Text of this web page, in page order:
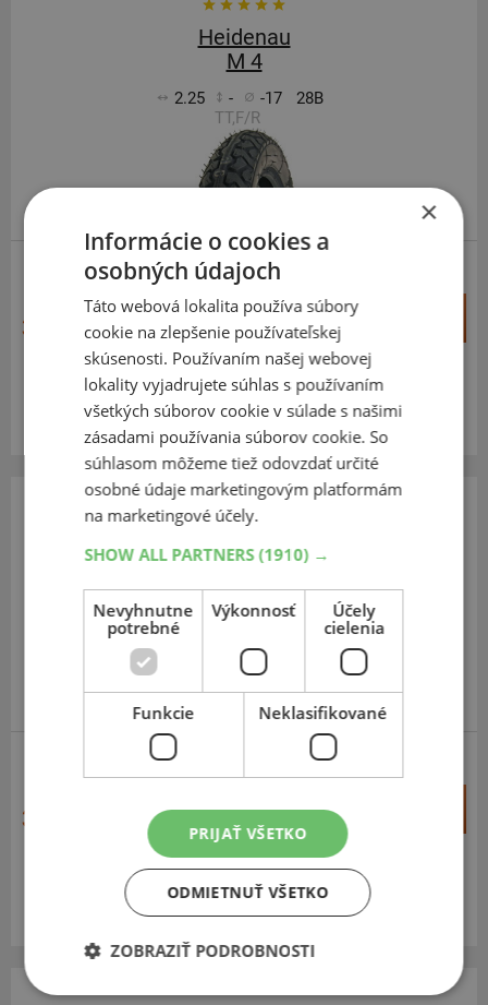
Heidenau
M 4
2.25 - -17
28B
TT,F/R
SCOOTER
36,00 €
+
–
SKLADOM Expedujeme do 3-8 prac. dní
Na predajni v Bratislave do 3-8 prac. dní.
Heidenau
K 38
3.00 - -10
50J
TT,F/R
36,10 €
–
SKLADOM Expedujeme do 3-8 prac. dní
Na predajni v Bratislave do 3-8 prac. dní.
Centrálny sklad ČR 11 ks.
×
Informácie o cookies a
osobných údajoch
Táto webová lokalita používa súbory
cookie na zlepšenie používateľskej
skúsenosti. Používaním našej webovej
lokality vyjadrujete súhlas s používaním
všetkých súborov cookie v súlade s našimi
zásadami používania súborov cookie. So
súhlasom môžeme tiež odovzdať určité
osobné údaje marketingovým platformám
na marketingové účely.
SHOW ALL PARTNERS(1910) →
Nevyhnutne
potrebné
Výkonnosť
Účely
cielenia
Funkcie Neklasifikované
PRIJAŤ VŠETKO
ODMIETNUŤ VŠETKO
ZOBRAZIŤ PODROBNOSTI